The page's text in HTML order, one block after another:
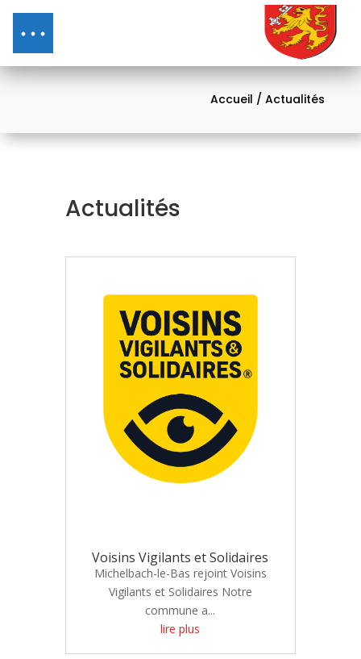
Accueil / Actualités
Actualités
Voisins Vigilants et Solidaires
Michelbach-le-Bas rejoint Voisins
Vigilants et Solidaires Notre
commune a...
lire plus